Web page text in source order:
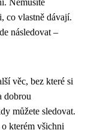
co vlastně dávají.
následovat –
věc, bez které si
dobrou
můžete sledovat.
kterém všichni